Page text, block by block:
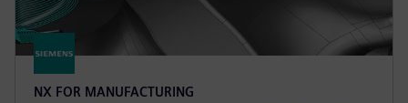
NX FOR MANUFACTURING